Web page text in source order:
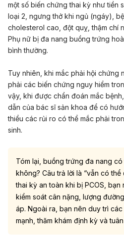
một số biến chứng thai kỳ nhưtiền
loại 2 , ngưng thở khi ngủ (ngáy),
cholesterol cao, đột quỵ, thậm chí
Phụ nữ bị đa nang buồng trứng
bình thường.
Tuy nhiên, khi mắc phải hội chứng
phải các biến chứng nguy hiểm
vậy, khi được chẩn đoán mắc
dẫn của bác sĩ sản khoa để có
thiểu các rủi ro có thể mắc phải
sinh.
Tóm lại, buồng trứng đa nang
không? Câu trả lời là “vẫn có
thai kỳ an toàn khi bị PCOS,
kiểm soát cân nặng, lượng
áp. Ngoài ra, bạn nên duy trì
mạnh, thăm khám định kỳ và